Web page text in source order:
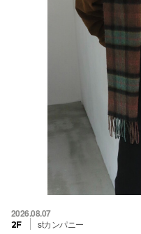
2026.08.07
2F stカンパニー